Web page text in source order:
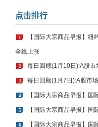
点击排行
1 【国际大宗商品早报】
全线上涨
2 每日回顾(1月10日):A股市
3 每日回顾(1月7日):A股市
4 【国际大宗商品早报】
5 【国际大宗商品早报】
6 【国际大宗商品早报】